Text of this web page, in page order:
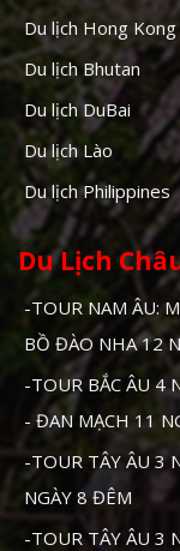
Du lịch Hong Kong
Du lịch Bhutan
Du lịch DuBai
Du lịch Lào
Du lịch Philippines
Du Lịch
-TOUR NAM ÂU:
BỒ ĐÀO NHA 12
-TOUR BẮC ÂU 4
- ĐAN MẠCH 11
-TOUR TÂY ÂU 3
NGÀY 8 ĐÊM
-TOUR TÂY ÂU 3